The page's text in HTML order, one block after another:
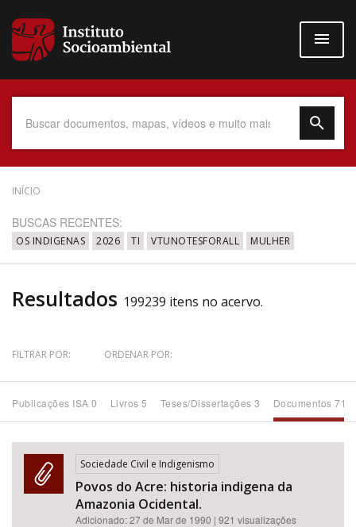
para
conteúdo
Data do Documento
Até
Povo Indígena
Subtema
Área de Levantamento
INÍCIO
BUSCAS RECENTES:
OS INDIGENAS 2026 TI VTUNOTESFORALL MULHER
Resultados 199239 itens no acervo.
FILTRAR POR: ORDENAR POR:
Publicações ISA 0 Livros 5 Teses/Dissertações 3 Documentos 71
Sociedade Civil e Indigenismo
Povos do Acre: historia indigena da
Amazonia Ocidental.
Adicionado:27 de Mar de 1990 | 921 visualizações